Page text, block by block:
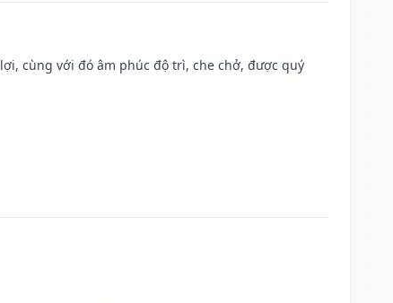
cùng với đó âm phúc độ trì, che chở, được quý